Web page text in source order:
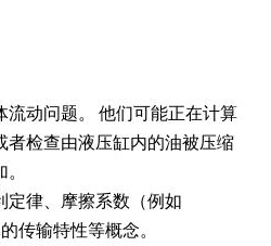
流动问题。 他们可能正在计算
者检查由液压缸内的油被压缩
定律、摩擦系数（例如
传输特性等概念。